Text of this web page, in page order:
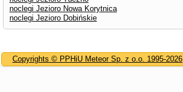
noclegi Jezioro Nowa Korytnica
noclegi Jezioro Dobińskie
Copyrights © PPHiU Meteor Sp. z o.o. 1995-2026